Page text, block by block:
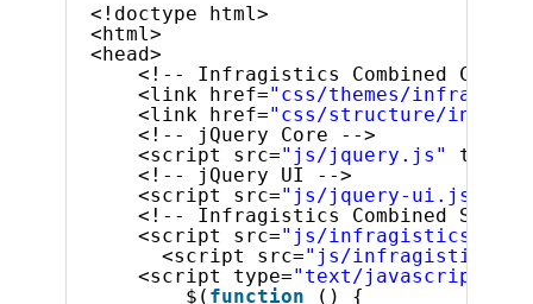
<!doctype html>
<html>
<head>
<!-- Infragistics Combined CSS --
<link href="css/themes/
<link href="css/structure/
<!-- jQuery Core -->
<script src="js/jquery.js" type=
<!-- jQuery UI -->
<script src="js/jquery-ui.js"
<!-- Infragistics Combined
<script src="js/
<script src="js/
<script type="text/javascript"
$( function
() {